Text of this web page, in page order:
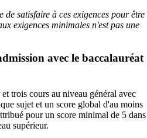
de satisfaire à ces exigences pour être
exigences minimales n'est pas une
avec le baccalauréat
trois cours au niveau général avec
sujet et un score global d'au moins
pour un score minimal de 5 dans
supérieur.